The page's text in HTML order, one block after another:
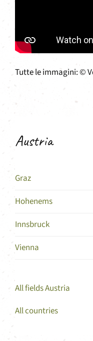
Tutte le immagini: ©
Austria
Graz
Hohenems
Innsbruck
Vienna
All fields Austria
All countries